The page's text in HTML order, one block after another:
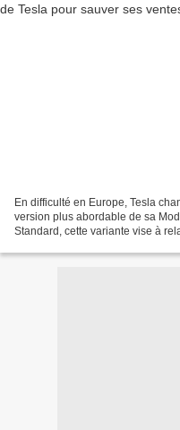
En difficulté en Europe, Tesla
version plus abordable de sa
Standard, cette variante vise à